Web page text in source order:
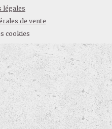
légales
de vente
cookies